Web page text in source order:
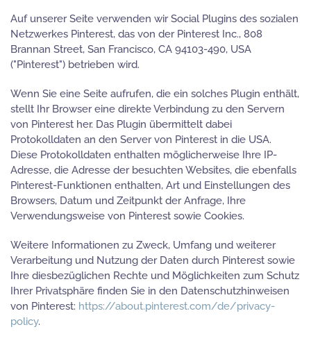
Auf unserer Seite verwenden wir Social Plugins des sozialen
Netzwerkes Pinterest, das von der Pinterest Inc., 808
Brannan Street, San Francisco, CA 94103-490, USA
("Pinterest") betrieben wird.
Wenn Sie eine Seite aufrufen, die ein solches Plugin enthält,
stellt Ihr Browser eine direkte Verbindung zu den Servern
von Pinterest her. Das Plugin übermittelt dabei
Protokolldaten an den Server von Pinterest in die USA.
Diese Protokolldaten enthalten möglicherweise Ihre IP-
Adresse, die Adresse der besuchten Websites, die ebenfalls
Pinterest-Funktionen enthalten, Art und Einstellungen des
Browsers, Datum und Zeitpunkt der Anfrage, Ihre
Verwendungsweise von Pinterest sowie Cookies.
Weitere Informationen zu Zweck, Umfang und weiterer
Verarbeitung und Nutzung der Daten durch Pinterest sowie
Ihre diesbezüglichen Rechte und Möglichkeiten zum Schutz
Ihrer Privatsphäre finden Sie in den Datenschutzhinweisen
von Pinterest: https://about.pinterest.com/de/privacy-
policy.